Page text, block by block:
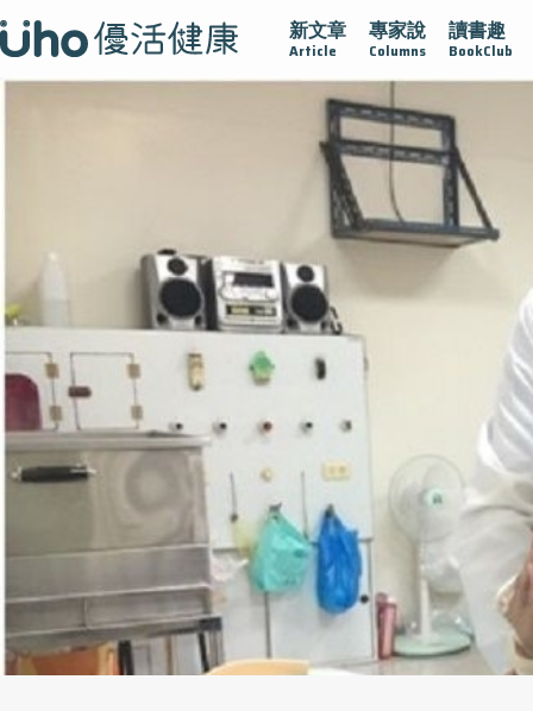
新文章
Article
專家說
Columns
讀書趣
BookClub
疫情保衛戰 再生醫學 愛的未來視 認識攝護腺肥大